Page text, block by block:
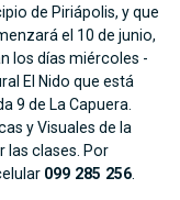
de Piriápolis, y que
el 10 de junio,
los días miércoles -
El Nido que está
9 de La Capuera.
y Visuales de la
las clases. Por
099 285 256